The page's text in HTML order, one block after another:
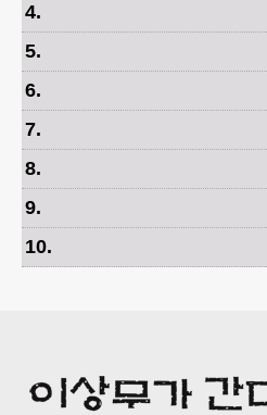
4.
5.
6.
7.
8.
9.
10.